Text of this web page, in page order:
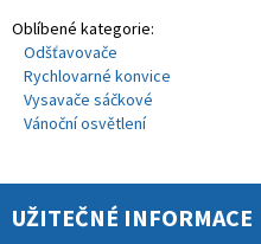
Oblíbené kategorie:
Odšťavovače
Rychlovarné konvice
Vysavače sáčkové
Vánoční osvětlení
UŽITEČNÉ INFORMACE